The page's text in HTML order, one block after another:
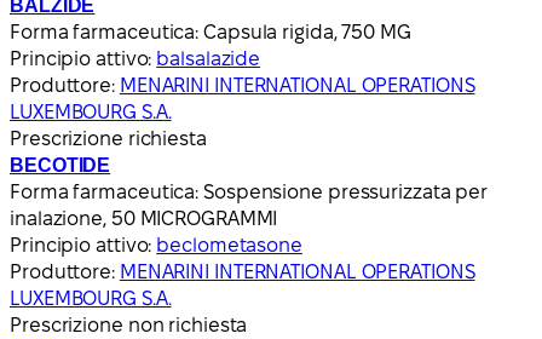
BALZIDE
Forma farmaceutica: Capsula rigida, 750 MG
Principio attivo: balsalazide
Produttore: MENARINI INTERNATIONAL OPERATIONS
LUXEMBOURG S.A.
Prescrizione richiesta
BECOTIDE
Forma farmaceutica: Sospensione pressurizzata per
inalazione, 50 MICROGRAMMI
Principio attivo: beclometasone
Produttore: MENARINI INTERNATIONAL OPERATIONS
LUXEMBOURG S.A.
Prescrizione non richiesta